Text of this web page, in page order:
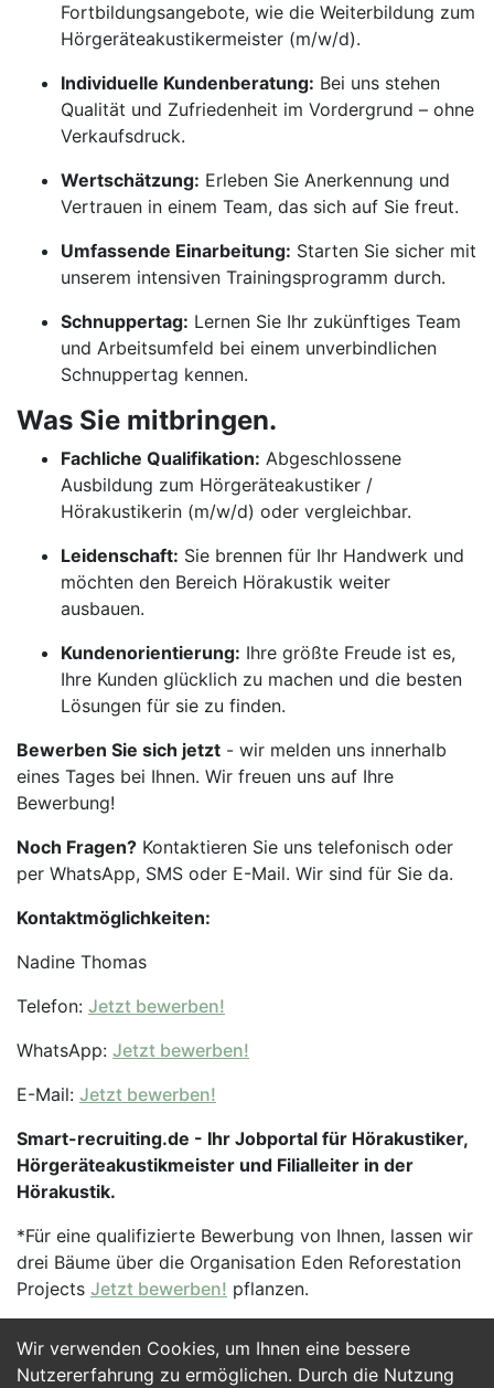
Wir verwenden Cookies, um Ihnen eine bessere
Nutzererfahrung zu ermöglichen. Durch die Nutzung
Fortbildungsangebote, wie die Weiterbildung zum
Hörgeräteakustikermeister (m/w/d).
Individuelle Kundenberatung: Bei uns stehen
Qualität und Zufriedenheit im Vordergrund – ohne
Verkaufsdruck.
Wertschätzung: Erleben Sie Anerkennung und
Vertrauen in einem Team, das sich auf Sie freut.
Umfassende Einarbeitung: Starten Sie sicher mit
unserem intensiven Trainingsprogramm durch.
Schnuppertag: Lernen Sie Ihr zukünftiges Team
und Arbeitsumfeld bei einem unverbindlichen
Schnuppertag kennen.
Was Sie mitbringen.
Fachliche Qualifikation: Abgeschlossene
Ausbildung zum Hörgeräteakustiker /
Hörakustikerin (m/w/d) oder vergleichbar.
Leidenschaft: Sie brennen für Ihr Handwerk und
möchten den Bereich Hörakustik weiter
ausbauen.
Kundenorientierung: Ihre größte Freude ist es,
Ihre Kunden glücklich zu machen und die besten
Lösungen für sie zu finden.
Bewerben Sie sich jetzt - wir melden uns innerhalb
eines Tages bei Ihnen. Wir freuen uns auf Ihre
Bewerbung!
Noch Fragen? Kontaktieren Sie uns telefonisch oder
per WhatsApp, SMS oder E-Mail. Wir sind für Sie da.
Kontaktmöglichkeiten:
Nadine Thomas
Telefon: Jetzt bewerben!
WhatsApp: Jetzt bewerben!
E-Mail: Jetzt bewerben!
Smart-recruiting.de - Ihr Jobportal für Hörakustiker,
Hörgeräteakustikmeister und Filialleiter in der
Hörakustik.
*Für eine qualifizierte Bewerbung von Ihnen, lassen wir
drei Bäume über die Organisation Eden Reforestation
Projects Jetzt bewerben! pflanzen.
Jetzt Bewerben